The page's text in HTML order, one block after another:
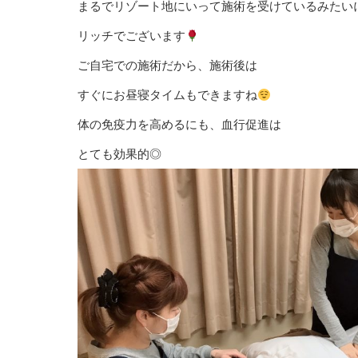
まるでリゾート地にいって施術を受けているみたい
リッチでございます
ご自宅での施術だから、施術後は
すぐにお昼寝タイムもできますね
体の免疫力を高めるにも、血行促進は
とても効果的◎